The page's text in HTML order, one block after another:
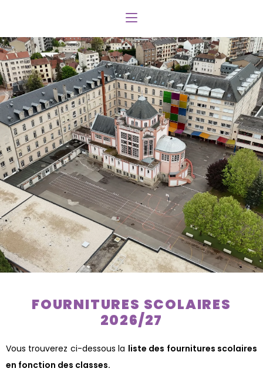
FOURNITURES SCOLAIRES
2026/27
Vous trouverez ci-dessous la liste des fournitures scolaires
en fonction des classes.